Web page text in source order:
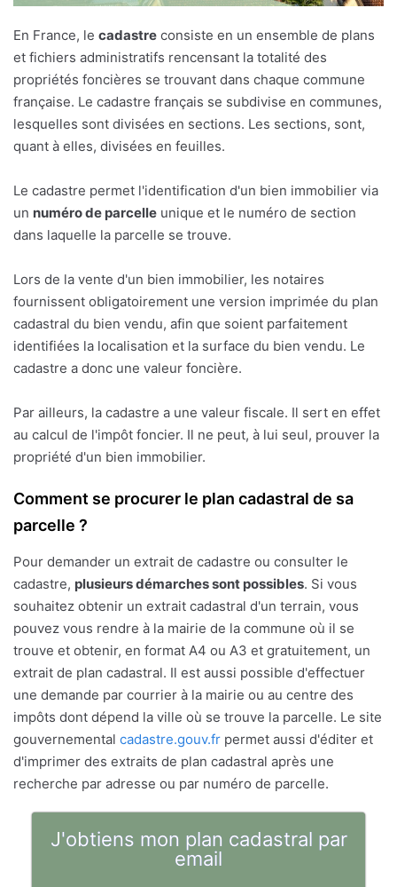
En France, le cadastre consiste en un ensemble de plans
et fichiers administratifs rencensant la totalité des
propriétés foncières se trouvant dans chaque commune
française. Le cadastre français se subdivise en communes,
lesquelles sont divisées en sections. Les sections, sont,
quant à elles, divisées en feuilles.
Le cadastre permet l'identification d'un bien immobilier via
un numéro de parcelle unique et le numéro de section
dans laquelle la parcelle se trouve.
Lors de la vente d'un bien immobilier, les notaires
fournissent obligatoirement une version imprimée du plan
cadastral du bien vendu, afin que soient parfaitement
identifiées la localisation et la surface du bien vendu. Le
cadastre a donc une valeur foncière.
Par ailleurs, la cadastre a une valeur fiscale. Il sert en effet
au calcul de l'impôt foncier. Il ne peut, à lui seul, prouver la
propriété d'un bien immobilier.
Comment se procurer le plan cadastral de sa
parcelle ?
Pour demander un extrait de cadastre ou consulter le
cadastre, plusieurs démarches sont possibles. Si vous
souhaitez obtenir un extrait cadastral d'un terrain, vous
pouvez vous rendre à la mairie de la commune où il se
trouve et obtenir, en format A4 ou A3 et gratuitement, un
extrait de plan cadastral. Il est aussi possible d'effectuer
une demande par courrier à la mairie ou au centre des
impôts dont dépend la ville où se trouve la parcelle. Le site
gouvernemental cadastre.gouv.fr permet aussi d'éditer et
d'imprimer des extraits de plan cadastral après une
recherche par adresse ou par numéro de parcelle.
J'obtiens mon plan cadastral par
email